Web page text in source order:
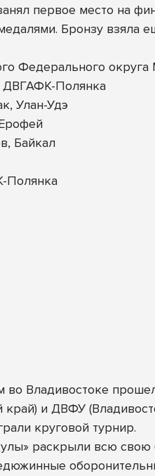
первое место на
Бронзу взяла
Федерального
ДВГАФК-Полянка
Улан-Удэ
Байкал
Полянка
Владивостоке
край) и ДВФУ
круговой турнир.
раскрыли всю